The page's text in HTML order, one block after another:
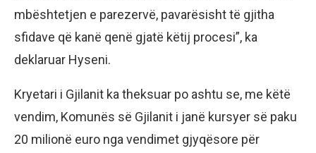
mbështetjen e parezervë, pavarësisht të gjitha
sfidave që kanë qenë gjatë këtij procesi”, ka
deklaruar Hyseni.
Kryetari i Gjilanit ka theksuar po ashtu se, me këtë
vendim, Komunës së Gjilanit i janë kursyer së paku
20 milionë euro nga vendimet gjyqësore për